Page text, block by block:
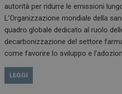
autorità per ridurre le emissioni
L’Organizzazione mondiale della
quadro globale dedicato al ruolo
decarbonizzazione del settore
come favorire lo sviluppo e
LEGGI